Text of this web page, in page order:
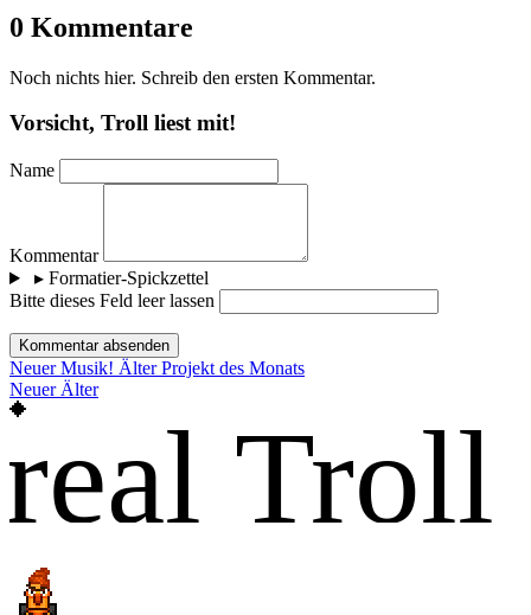
0 Kommentare
Noch nichts hier. Schreib den ersten Kommentar.
Vorsicht, Troll liest mit!
Name
Kommentar
▸Formatier-Spickzettel
Bitte dieses Feld leer lassen
Kommentar absenden
Neuer Musik! Älter Projekt des Monats
Neuer Älter
real Troll